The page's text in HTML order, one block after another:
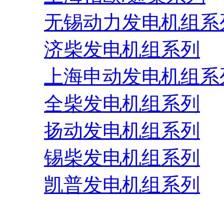
无锡动力发电机组系
济柴发电机组系列
上海申动发电机组
全柴发电机组系列
扬动发电机组系列
锡柴发电机组系列
凯普发电机组系列